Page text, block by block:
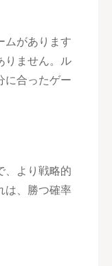
ムがあります
りません。ル
に合ったゲー
、より戦略的
は、勝つ確率